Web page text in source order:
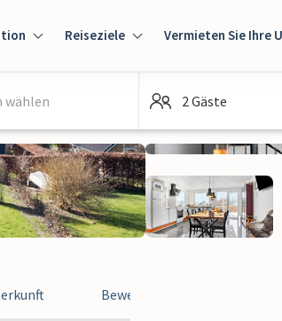
Reiseziele Vermieten Sie Ihre
wählen 2 Gäste
Bewertungen